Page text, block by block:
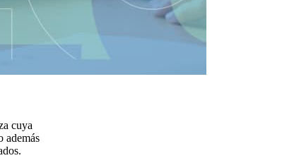
cuya
además